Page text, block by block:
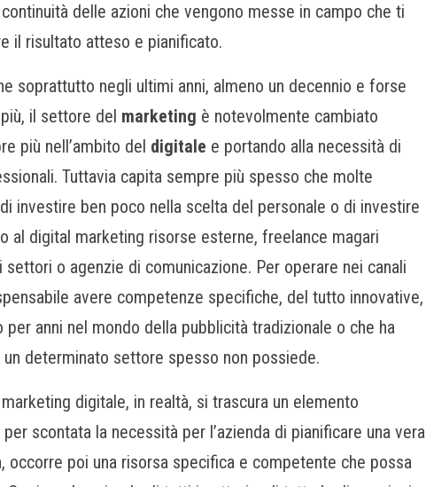
delle azioni che vengono messe in campo che ti
il risultato atteso e pianificato.
soprattutto negli ultimi anni, almeno un decennio e forse
il settore del marketing è notevolmente cambiato
più nell’ambito del digitale e portando alla necessità di
Tuttavia capita sempre più spesso che molte
investire ben poco nella scelta del personale o di investire
al digital marketing risorse esterne, freelance magari
o agenzie di comunicazione. Per operare nei canali
avere competenze specifiche, del tutto innovative,
per anni nel mondo della pubblicità tradizionale o che ha
determinato settore spesso non possiede.
digitale, in realtà, si trascura un elemento
scontata la necessità per l’azienda di pianificare una vera
occorre poi una risorsa specifica e competente che possa